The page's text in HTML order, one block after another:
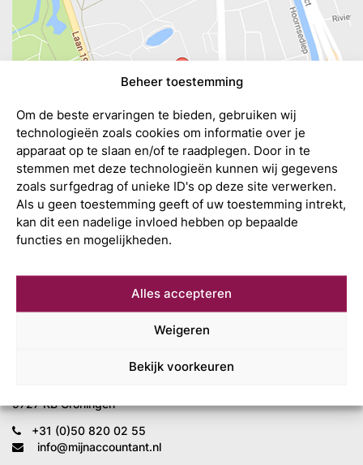
Beheer toestemming
Om de beste ervaringen te bieden, gebruiken wij
technologieën zoals cookies om informatie over je
apparaat op te slaan en/of te raadplegen. Door in te
stemmen met deze technologieën kunnen wij gegevens
zoals surfgedrag of unieke ID's op deze site verwerken.
Als u geen toestemming geeft of uw toestemming intrekt,
kan dit een nadelige invloed hebben op bepaalde
functies en mogelijkheden.
Alles accepteren
Weigeren
Bekijk voorkeuren
Wat is uw
9727 KB Groningen
+31 (0)50 820 02 55
info@mijnaccountant.nl